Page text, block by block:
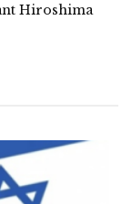
Hiroshima